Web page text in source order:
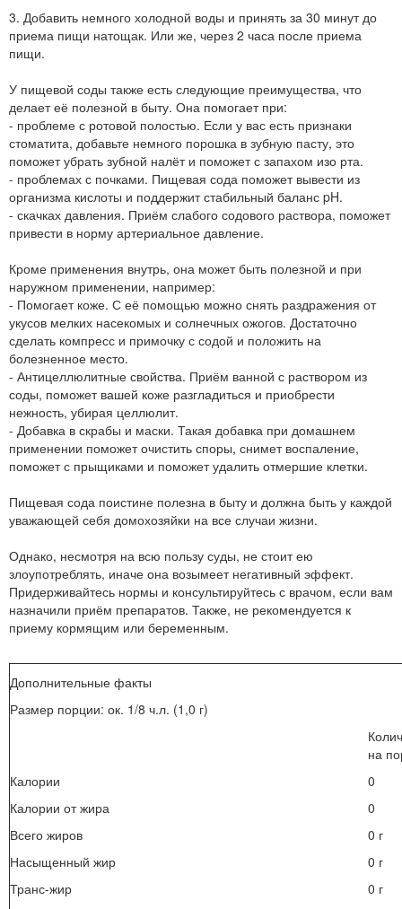
3. Добавить немного холодной воды и принять за 30 минут до
приема пищи натощак. Или же, через 2 часа после приема
пищи.
У пищевой соды также есть следующие преимущества, что
делает её полезной в быту. Она помогает при:
- проблеме с ротовой полостью. Если у вас есть признаки
стоматита, добавьте немного порошка в зубную пасту, это
поможет убрать зубной налёт и поможет с запахом изо рта.
- проблемах с почками. Пищевая сода поможет вывести из
организма кислоты и поддержит стабильный баланс pH.
- скачках давления. Приём слабого содового раствора, поможет
привести в норму артериальное давление.
Кроме применения внутрь, она может быть полезной и при
наружном применении, например:
- Помогает коже. С её помощью можно снять раздражения от
укусов мелких насекомых и солнечных ожогов. Достаточно
сделать компресс и примочку с содой и положить на
болезненное место.
- Антицеллюлитные свойства. Приём ванной с раствором из
соды, поможет вашей коже разгладиться и приобрести
нежность, убирая целлюлит.
- Добавка в скрабы и маски. Такая добавка при домашнем
применении поможет очистить споры, снимет воспаление,
поможет с прыщиками и поможет удалить отмершие клетки.
Пищевая сода поистине полезна в быту и должна быть у каждой
уважающей себя домохозяйки на все случаи жизни.
Однако, несмотря на всю пользу суды, не стоит ею
злоупотреблять, иначе она возымеет негативный эффект.
Придерживайтесь нормы и консультируйтесь с врачом, если вам
назначили приём препаратов. Также, не рекомендуется к
приему кормящим или беременным.
Дополнительные факты
Размер порции: ок. 1/8 ч.л. (1,0 г)
на
Калории
0
Калории от жира
0
Всего жиров
0 г
Насыщенный жир
0 г
Транс-жир
0 г